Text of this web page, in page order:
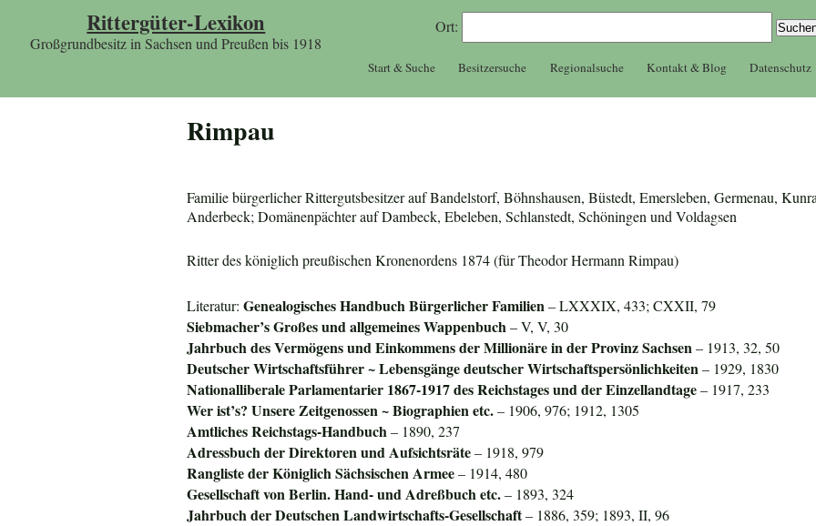
Rittergüter-Lexikon
Großgrundbesitz in Sachsen und Preußen bis 1918
Ort:
Start & Suche Besitzersuche Regionalsuche Kontakt & Blog Datenschutz
Rimpau
Familie bürgerlicher Rittergutsbesitzer auf Bandelstorf, Böhnshausen, Büstedt, Emersleben, Germenau,
Anderbeck; Domänenpächter auf Dambeck, Ebeleben, Schlanstedt, Schöningen und Voldagsen
Ritter des königlich preußischen Kronenordens 1874 (für Theodor Hermann Rimpau)
Literatur:Genealogisches Handbuch Bürgerlicher Familien– LXXXIX, 433; CXXII, 79
Siebmacher’s Großes und allgemeines Wappenbuch– V, V, 30
Jahrbuch des Vermögens und Einkommens der Millionäre in der ProvinzSachsen– 1913, 32, 50
Deutscher Wirtschaftsführer ~ Lebensgänge deutscher Wirtschaftspersönlichkeiten– 1929, 1830
Nationalliberale Parlamentarier 1867-1917 des Reichstages und der Einzellandtage– 1917, 233
Wer ist’s? Unsere Zeitgenossen ~ Biographien etc.– 1906, 976; 1912, 1305
Amtliches Reichstags-Handbuch– 1890, 237
Adressbuch der Direktoren und Aufsichtsräte– 1918, 979
Rangliste der Königlich Sächsischen Armee– 1914, 480
Gesellschaft von Berlin. Hand- und Adreßbuch etc.– 1893, 324
Jahrbuch der Deutschen Landwirtschafts-Gesellschaft– 1886, 359; 1893, II, 96